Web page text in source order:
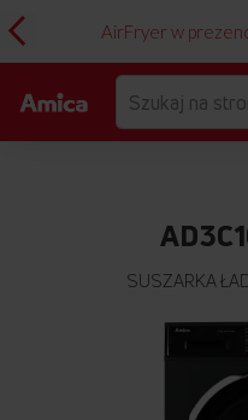
AirFryer w
SUSZARKA